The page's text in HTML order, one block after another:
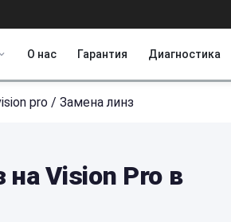
О нас Гарантия Диагностика
pro / Замена линз
на Vision Pro в